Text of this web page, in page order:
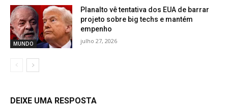
MUNDO
Planalto vê tentativa dos EUA de barrar
projeto sobre big techs e mantém
empenho
julho 27, 2026
DEIXE UMA RESPOSTA